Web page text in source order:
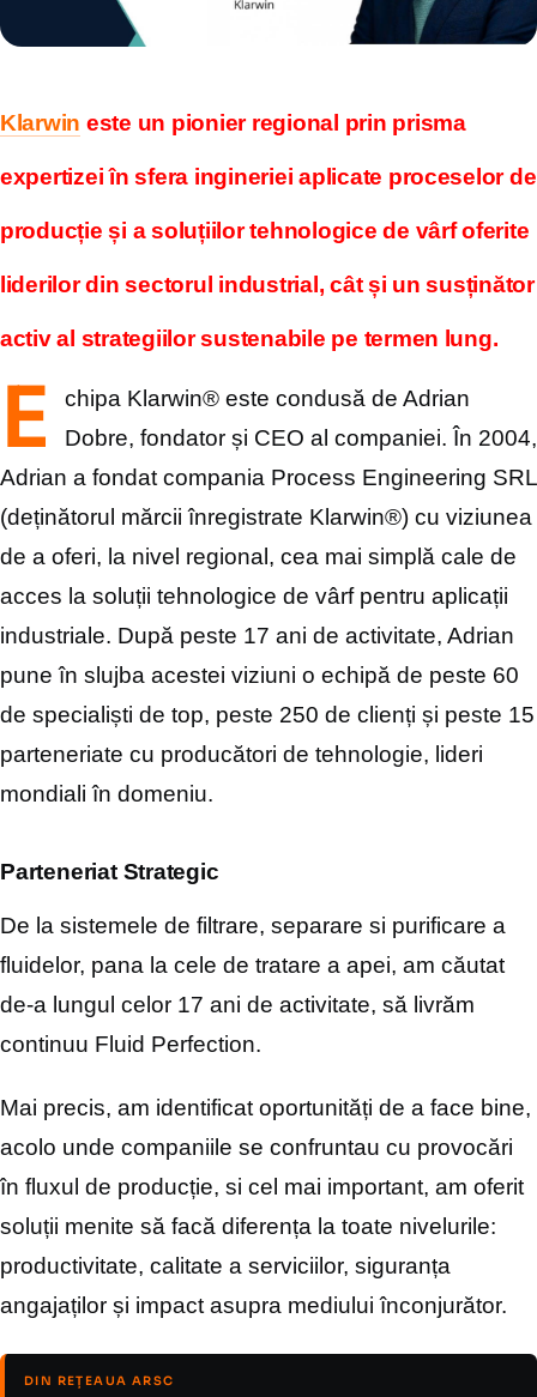
Klarwin este un pionier regional prin prisma
expertizei în sfera ingineriei aplicate proceselorde
producție și a soluțiilor tehnologice de vârf oferite
liderilor din sectorul industrial, cât și unsusținător
activ al strategiilor sustenabile pe termen lung.
E
chipa Klarwin® este condusă de Adrian
Dobre, fondator și CEO al companiei. În 2004,
Adrian a fondat compania Process Engineering SRL
(deținătorul mărcii înregistrate Klarwin®) cu viziunea
de a oferi, la nivel regional, cea mai simplă cale de
acces la soluții tehnologice de vârf pentru aplicații
industriale. După peste 17 ani de activitate, Adrian
pune în slujba acestei viziuni o echipă de peste 60
de specialiști de top, peste 250 de clienți și peste 15
parteneriate cu producători de tehnologie, lideri
mondiali în domeniu.
Parteneriat Strategic
De la sistemele de filtrare, separare si purificare a
fluidelor, pana la cele de tratare a apei, am căutat
de-a lungul celor 17 ani de activitate, să livrăm
continuu Fluid Perfection.
Mai precis, am identificat oportunități de a face bine,
acolo unde companiile se confruntau cu provocări
în fluxul de producție, si cel mai important, am oferit
soluții menite să facă diferența la toate nivelurile:
productivitate, calitate a serviciilor, siguranța
angajaților și impact asupra mediului înconjurător.
DIN REȚEAUA ARSC